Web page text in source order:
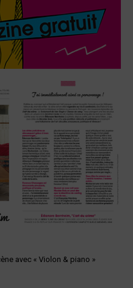
avec « Violon & piano »